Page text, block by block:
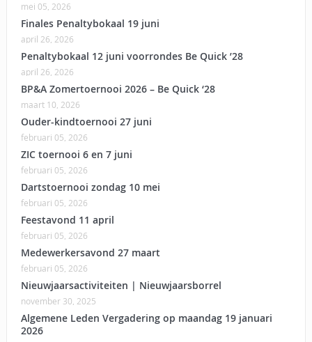
mei 05, 2026
Finales Penaltybokaal 19 juni
april 26, 2026
Penaltybokaal 12 juni voorrondes Be Quick ’28
april 26, 2026
BP&A Zomertoernooi 2026 – Be Quick ‘28
maart 10, 2026
Ouder-kindtoernooi 27 juni
februari 05, 2026
ZIC toernooi 6 en 7 juni
februari 05, 2026
Dartstoernooi zondag 10 mei
februari 05, 2026
Feestavond 11 april
februari 05, 2026
Medewerkersavond 27 maart
februari 05, 2026
Nieuwjaarsactiviteiten | Nieuwjaarsborrel
november 30, 2025
Algemene Leden Vergadering op maandag 19 januari
2026